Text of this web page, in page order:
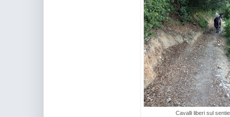
Cavalli liberi sul